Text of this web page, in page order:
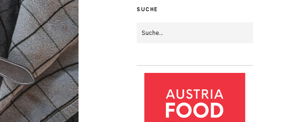
SUCHE